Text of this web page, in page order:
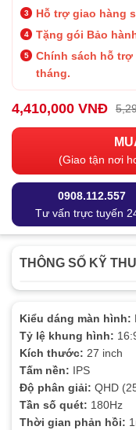
Hỗ trợ giao hàng
Tặng gói Bảo
Chính sách hỗ trợ
tháng.
4,410,000 VNĐ
(Giao tận nơi
0908.112.557
Tư vấn trực tuyến
THÔNG SỐ KỸ
Kiểu dáng màn hình:
Tỷ lệ khung hình:
Kích thước: 27 inch
Tấm nền: IPS
Độ phân giải: QHD
Tần số quét: 180Hz
Thời gian phản hồi: